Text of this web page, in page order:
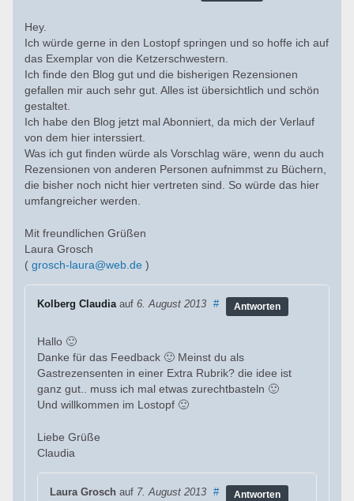
Hey.
Ich würde gerne in den Lostopf springen und so hoffe ich auf
das Exemplar von die Ketzerschwestern.
Ich finde den Blog gut und die bisherigen Rezensionen
gefallen mir auch sehr gut. Alles ist übersichtlich und schön
gestaltet.
Ich habe den Blog jetzt mal Abonniert, da mich der Verlauf
von dem hier interssiert.
Was ich gut finden würde als Vorschlag wäre, wenn du auch
Rezensionen von anderen Personen aufnimmst zu Büchern,
die bisher noch nicht hier vertreten sind. So würde das hier
umfangreicher werden.
Mit freundlichen Grüßen
Laura Grosch
( grosch-laura@web.de )
Kolberg Claudiaauf 6. August 2013 # Antworten
Hallo 🙂
Danke für das Feedback 🙂 Meinst du als
Gastrezensenten in einer Extra Rubrik? die idee ist
ganz gut.. muss ich mal etwas zurechtbasteln 🙂
Und willkommen im Lostopf 🙂
Liebe Grüße
Claudia
Laura Grosch auf 7. August 2013 # Antworten